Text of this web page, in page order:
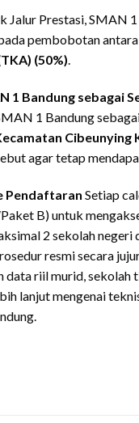
Jalur Prestasi, SMAN
pembobotan antara
(50%).
1 Bandung sebagai
1 Bandung
Cibeunying
agar tetap
Pendaftaran Setiap
B) untuk
2 sekolah negeri
resmi secara
data riil murid, sekolah
lanjut mengenai